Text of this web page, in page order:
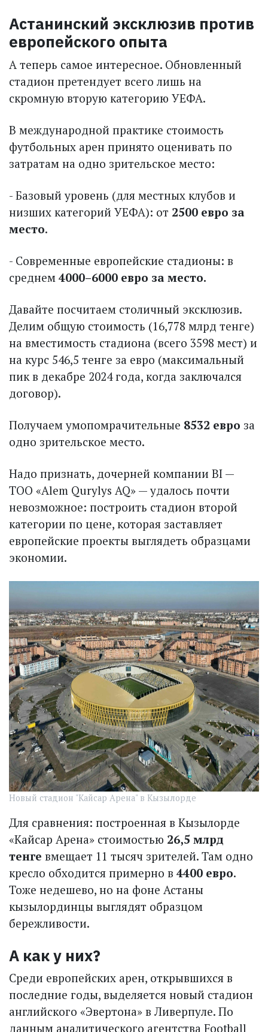
Астанинский эксклюзив против
европейского опыта
А теперь самое интересное. Обновленный
стадион претендует всего лишь на
скромную вторую категорию УЕФА.
В международной практике стоимость
футбольных арен принято оценивать по
затратам на одно зрительское место:
- Базовый уровень (для местных клубов и
низших категорий УЕФА): от 2500 евро за
место.
- Современные европейские стадионы: в
среднем 4000–6000 евро за место.
Давайте посчитаем столичный эксклюзив.
Делим общую стоимость (16,778 млрд тенге)
на вместимость стадиона (всего 3598 мест) и
на курс 546,5 тенге за евро (максимальный
пик в декабре 2024 года, когда заключался
договор).
Получаем умопомрачительные 8532 евро за
одно зрительское место.
Надо признать, дочерней компании BI —
ТОО «Alem Qurylys AQ» — удалось почти
невозможное: построить стадион второй
категории по цене, которая заставляет
европейские проекты выглядеть образцами
экономии.
Новый стадион "Кайсар Арена" в Кызылорде
Для сравнения: построенная в Кызылорде
«Кайсар Арена» стоимостью 26,5 млрд
тенге вмещает 11 тысяч зрителей. Там одно
кресло обходится примерно в 4400 евро.
Тоже недешево, но на фоне Астаны
кызылординцы выглядят образцом
бережливости.
А как у них?
Среди европейских арен, открывшихся в
последние годы, выделяется новый стадион
английского «Эвертона» в Ливерпуле. По
данным аналитического агентства Football